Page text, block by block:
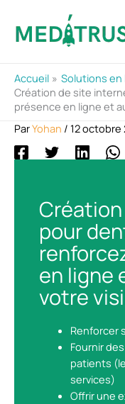
contenu
Accueil Solutions en
Création de site
présence en ligne et
ParYohan / 12 octobre
pour
en ligne
votre
Renforcer
Fournir
patients
services)
Offrir une